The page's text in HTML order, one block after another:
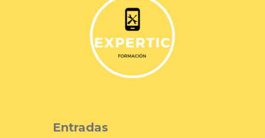
Entradas